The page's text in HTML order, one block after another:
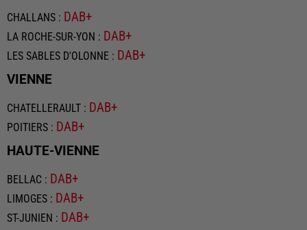
CHALLANS : DAB+
LA ROCHE-SUR-YON : DAB+
LES SABLES D'OLONNE : DAB+
VIENNE
CHATELLERAULT : DAB+
POITIERS : DAB+
HAUTE-VIENNE
BELLAC : DAB+
LIMOGES : DAB+
ST-JUNIEN : DAB+